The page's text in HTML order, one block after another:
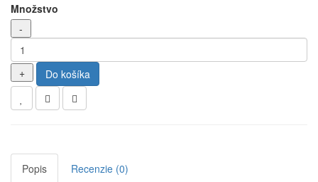
Množstvo
Do košíka
Popis
Recenzie (0)